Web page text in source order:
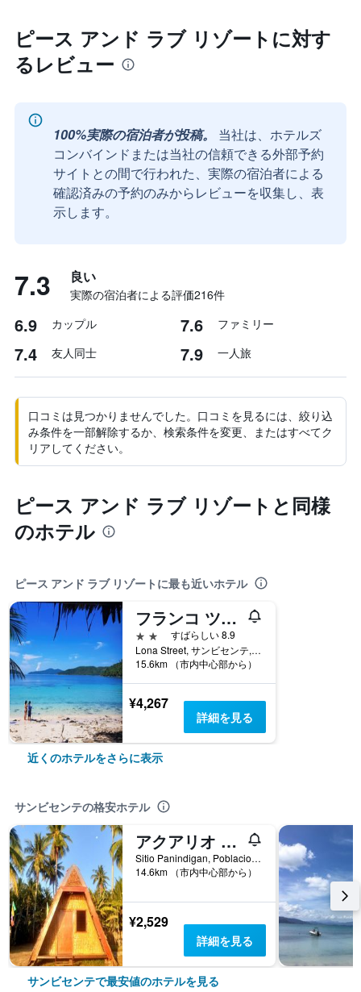
ピース アンド ラブ リゾートに対す
るレビュー
100%実際の宿泊者が投稿。
当社は、ホテルズ
コンバインドまたは当社の信頼できる外部予約
サイトとの間で行われた、実際の宿泊者による
確認済みの予約のみからレビューを収集し、表
示します。
7.3 良い
実際の宿泊者による評価216​件
6.9 カップル 7.6 ファミリー
7.4 友人同士 7.9 一人旅
口コミは見つかりませんでした。口コミを見るには、絞り込
み条件を一部解除するか、検索条件を変更、またはすべてク
リアしてください。
ピース アンド ラブ リゾートと同様
のホテル
ピース アンド ラブ リゾートに最も近いホテル
フランコ ツーリスト イン
2つ星
すばらしい 8.9
Lona Street, サンビセンテ, フィリピン
15.6km （市内中心部から）
¥4,267
詳細を見る
近くのホテルをさらに表示
サンビセンテの格安ホテル
アクアリオ ビーチ イン
Sitio Panindigan, Poblacion, San Vicente, サンビセンテ, フィリピン
14.6km （市内中心部から）
¥2,529
詳細を見る
サンビセンテで最安値のホテルを見る